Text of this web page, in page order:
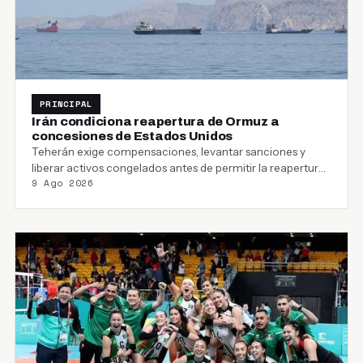
PRINCIPAL
Irán condiciona reapertura de Ormuz a
concesiones de Estados Unidos
Teherán exige compensaciones, levantar sanciones y
liberar activos congelados antes de permitir la reapertura
del estrecho…
9 Ago 2026